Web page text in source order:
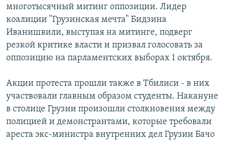
многотысячный митинг оппозиции. Лидер
коалиции "Грузинская мечта" Бидзина
Иванишвили, выступая на митинге, подверг
резкой критике власти и призвал голосовать за
оппозицию на парламентских выборах 1 октября.
Акции протеста прошли также в Тбилиси - в них
участвовали главным образом студенты. Накануне
в столице Грузии произошли столкновения между
полицией и демонстрантами, которые требовали
ареста экс-министра внутренних дел Грузии Бачо